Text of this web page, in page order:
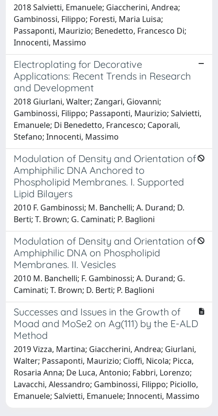
2018 Salvietti, Emanuele; Giaccherini, Andrea;
Gambinossi, Filippo; Foresti, Maria Luisa;
Passaponti, Maurizio; Benedetto, Francesco Di;
Innocenti, Massimo
Electroplating for Decorative
Applications: Recent Trends in Research
and Development
2018 Giurlani, Walter; Zangari, Giovanni;
Gambinossi, Filippo; Passaponti, Maurizio; Salvietti,
Emanuele; Di Benedetto, Francesco; Caporali,
Stefano; Innocenti, Massimo
Modulation of Density and Orientation of
Amphiphilic DNA Anchored to
Phospholipid Membranes. I. Supported
Lipid Bilayers
2010 F. Gambinossi; M. Banchelli; A. Durand; D.
Berti; T. Brown; G. Caminati; P. Baglioni
Modulation of Density and Orientation of
Amphiphilic DNA on Phospholipid
Membranes. II. Vesicles
2010 M. Banchelli; F. Gambinossi; A. Durand; G.
Caminati; T. Brown; D. Berti; P. Baglioni
Successes and Issues in the Growth of
Moad and MoSe2 on Ag(111) by the E-ALD
Method
2019 Vizza, Martina; Giaccherini, Andrea; Giurlani,
Walter; Passaponti, Maurizio; Cioffi, Nicola; Picca,
Rosaria Anna; De Luca, Antonio; Fabbri, Lorenzo;
Lavacchi, Alessandro; Gambinossi, Filippo; Piciollo,
Emanuele; Salvietti, Emanuele; Innocenti, Massimo